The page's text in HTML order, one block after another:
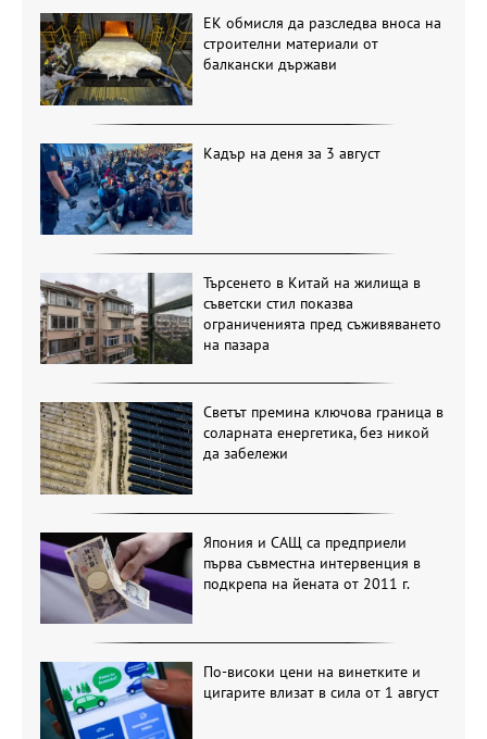
ЕК обмисля да разследва вноса на
строителни материали от
балкански държави
Кадър на деня за 3 август
Търсенето в Китай на жилища в
съветски стил показва
ограниченията пред съживяването
на пазара
Светът премина ключова граница в
соларната енергетика, без никой
да забележи
Япония и САЩ са предприели
първа съвместна интервенция в
подкрепа на йената от 2011 г.
По-високи цени на винетките и
цигарите влизат в сила от 1 август